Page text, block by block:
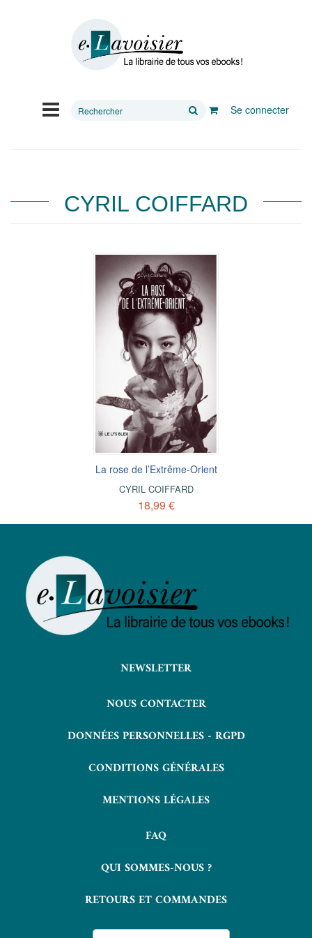
Rechercher
Se connecter
CYRIL COIFFARD
La rose de l’Extrême-Orient
CYRIL COIFFARD
18,99 €
NEWSLETTER
NOUS CONTACTER
DONNÉES PERSONNELLES - RGPD
CONDITIONS GÉNÉRALES
MENTIONS LÉGALES
FAQ
QUI SOMMES-NOUS ?
RETOURS ET COMMANDES